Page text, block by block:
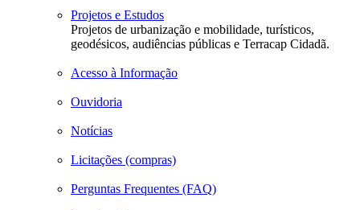
Projetos e Estudos
Projetos de urbanização e mobilidade, turísticos,
geodésicos, audiências públicas e Terracap Cidadã.
Acesso à Informação
Ouvidoria
Notícias
Licitações (compras)
Perguntas Frequentes (FAQ)